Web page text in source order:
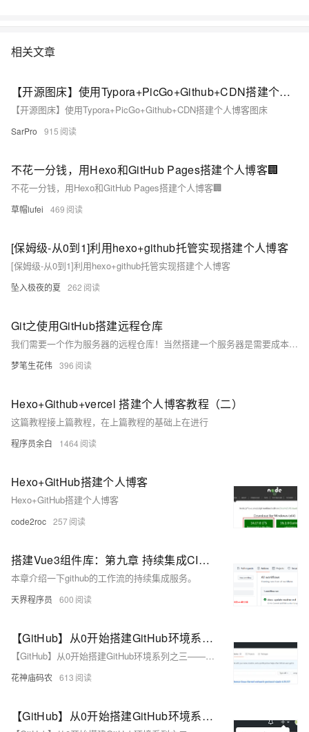
相关文章
【开源图床】使用Typora+PicGo+Github+CDN搭建个人博客图床
【开源图床】使用Typora+PicGo+Github+CDN搭建个人博客图床
SarPro 915
不花一分钱，用Hexo和GitHub Pages搭建个人博客🏢
不花一分钱，用Hexo和GitHub Pages搭建个人博客🏢
草帽lufei 469
[保姆级-从0到1]利用hexo+github托管实现搭建个人博客
[保姆级-从0到1]利用hexo+github托管实现搭建个人博客
坠入极夜的夏 262
Git之使用GitHub搭建远程仓库
我们需要一个作为服务器的远程仓库！当然搭建一个服务器是需要成本的，为什么不把项目托管到Github上呢？作为开源代码库以及版本控制系统，Github拥有140多万开发者用户。随着越来越多的应用程序转移到了云上，Github已经成为了管理软件开发以及发现已有代码的首选方法，不需要任何成本，为何不使用呢？本节就来学习如何把我们的代码托管到Github上！
梦笔生花伟 396
Hexo+Github+vercel 搭建个人博客教程（二）
这篇教程接上篇教程，在上篇教程的基础上在进行
程序员余白 1464
Hexo+GitHub搭建个人博客
Hexo+GitHub搭建个人博客
code2roc 257
搭建Vue3组件库：第九章 持续集成CI：基于GitHub的Action回归验证
本章介绍一下github的工作流的持续集成服务。
天界程序员 600
【GitHub】从0开始搭建GitHub环境系列之三——clone仓库
【GitHub】从0开始搭建GitHub环境系列之三——clone仓库
花神庙码农 613
【GitHub】从0开始搭建GitHub环境系列之二——创建仓库